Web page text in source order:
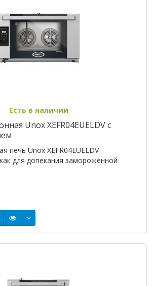
Есть в наличии
Unox XEFR04EUELDV с
печь Unox XEFR04EUELDV
для допекания замороженной